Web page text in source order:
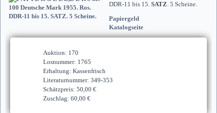
DDR-11 bis 15. SATZ. 5 Scheine.
Papiergeld
Katalogseite
Auktion: 170
Losnummer: 1765
Erhaltung: Kassenfrisch
Literaturnummer: 349-353
Schätzpreis: 50,00 €
Zuschlag: 60,00 €